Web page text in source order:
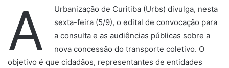
A
Urbanização de Curitiba (Urbs) divulga, nesta
sexta-feira (5/9), o edital de convocação para
a consulta e as audiências públicas sobre a
nova concessão do transporte coletivo. O
objetivo é que cidadãos, representantes de entidades